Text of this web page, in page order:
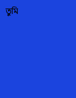
তুমি